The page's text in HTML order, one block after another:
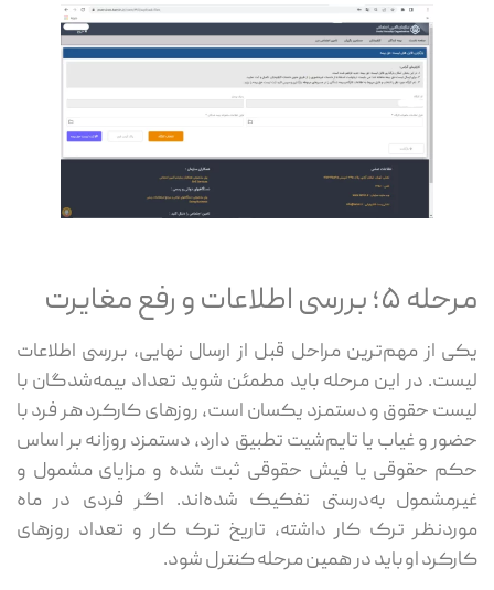
مرحله ۵؛ بررسی اطلاعات و رفع مغایرت
یکی از مهم‌ترین مراحل قبل از ارسال نهایی، بررسی اطلاعات
لیست. در این مرحله باید مطمئن شوید تعداد بیمه‌شدگان با
لیست حقوق و دستمزد یکسان است، روزهای کارکرد هر فرد با
حضور و غیاب یا تایم‌شیت تطبیق دارد، دستمزد روزانه بر اساس
حکم حقوقی یا فیش حقوقی ثبت شده و مزایای مشمول و
غیرمشمول به‌درستی تفکیک شده‌اند. اگر فردی در ماه
موردنظر ترک کار داشته، تاریخ ترک کار و تعداد روزهای
کارکرد او باید در همین مرحله کنترل شود.